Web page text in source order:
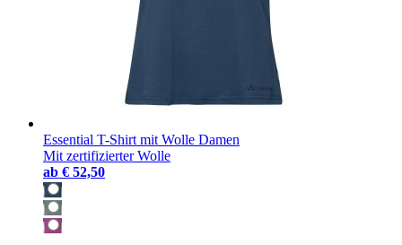
Essential T-Shirt mit Wolle Damen
Mit zertifizierter Wolle
ab € 52,50